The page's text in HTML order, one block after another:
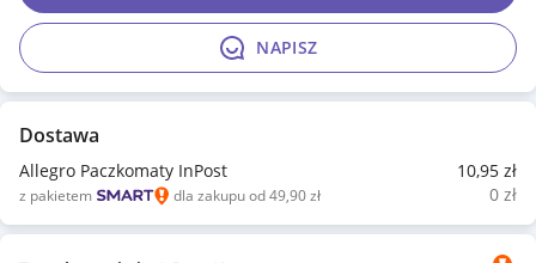
NAPISZ
Dostawa
Allegro Paczkomaty InPost 10,95 zł
z pakietem dla zakupu od 49,90 zł 0 zł